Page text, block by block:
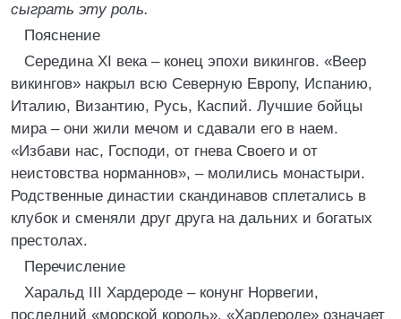
сыграть эту роль.
Пояснение
Середина XI века – конец эпохи викингов. «Веер
викингов» накрыл всю Северную Европу, Испанию,
Италию, Византию, Русь, Каспий. Лучшие бойцы
мира – они жили мечом и сдавали его в наем.
«Избави нас, Господи, от гнева Своего и от
неистовства норманнов», – молились монастыри.
Родственные династии скандинавов сплетались в
клубок и сменяли друг друга на дальних и богатых
престолах.
Перечисление
Харальд III Хардероде – конунг Норвегии,
последний «морской король». «Хардероде» означает